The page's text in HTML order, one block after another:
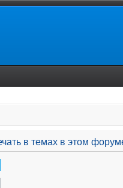
в темах в этом